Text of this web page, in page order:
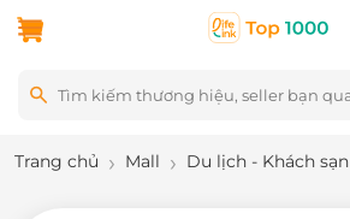
Trang chủ Mall Du lịch - Khách sạn